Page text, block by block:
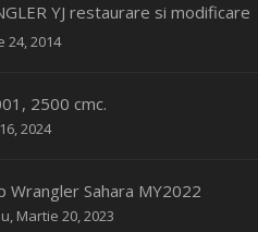
YJ restaurare si modificare
24, 2014
2500 cmc.
2024
Sahara MY2022
Martie 20, 2023